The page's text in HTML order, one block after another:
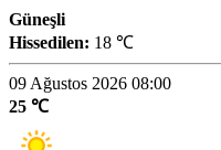
Güneşli
Hissedilen: 18 ℃
09 Ağustos 2026 08:00
25 ℃